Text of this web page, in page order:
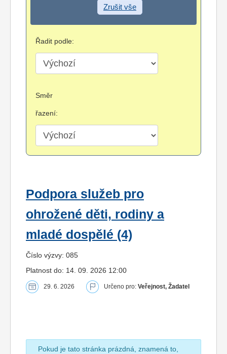
Zrušit vše
Řadit podle:
Směr
řazení:
Podpora služeb pro
ohrožené děti, rodiny a
mladé dospělé (4)
Číslo výzvy: 085
Platnost do: 14. 09. 2026 12:00
29. 6. 2026 Určeno pro: Veřejnost, Žadatel
Pokud je tato stránka prázdná, znamená to,